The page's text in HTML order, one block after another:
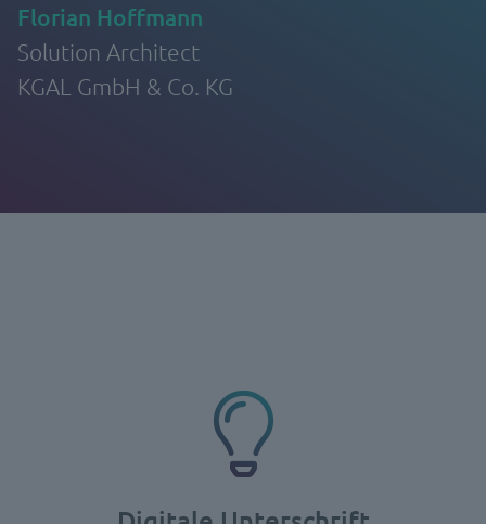
Florian Hoffmann
Solution Architect
KGAL GmbH & Co. KG